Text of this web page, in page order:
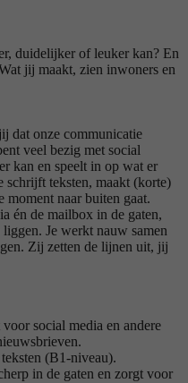
duidelijker of leuker kan? En
jij maakt, zien inwoners en
dat onze communicatie
veel bezig met social
kan en speelt in op wat er
schrijft teksten, maakt (korte)
moment naar buiten gaat.
én de mailbox in de gaten,
Je werkt nauw samen
Zij zetten de lijnen uit, jij
social media en andere
(B1-niveau).
in de gaten en zorgt voor